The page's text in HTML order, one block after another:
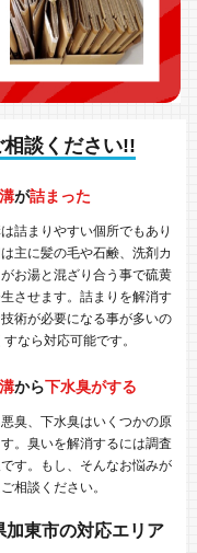
談ください!!
が詰まった
詰まりやすい個所でもあり
主に髪の毛や石鹸、洗剤カ
お湯と混ざり合う事で硫黄
させます。詰まりを解消す
術が必要になる事が多いの
なら対応可能です。
から下水臭がする
臭、下水臭はいくつかの原
。臭いを解消するには調査
す。もし、そんなお悩みが
相談ください。
加東市の対応エリア